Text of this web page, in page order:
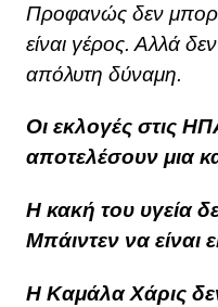
Προφανώς δεν
είναι γέρος. Αλλά
απόλυτη δύναμη.
Οι εκλογές στις
αποτελέσουν μια
Η κακή του υγεία
Μπάιντεν να
Η Καμάλα Χάρις